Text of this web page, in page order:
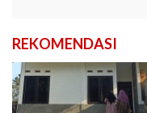
REKOMENDASI